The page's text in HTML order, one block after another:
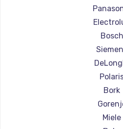
Ремонт
Ремонт
Ремонт
Ремонт
Ремонт
Ремонт
Ремонт
Ремонт
Ремонт
Bosch
Bork
Miele